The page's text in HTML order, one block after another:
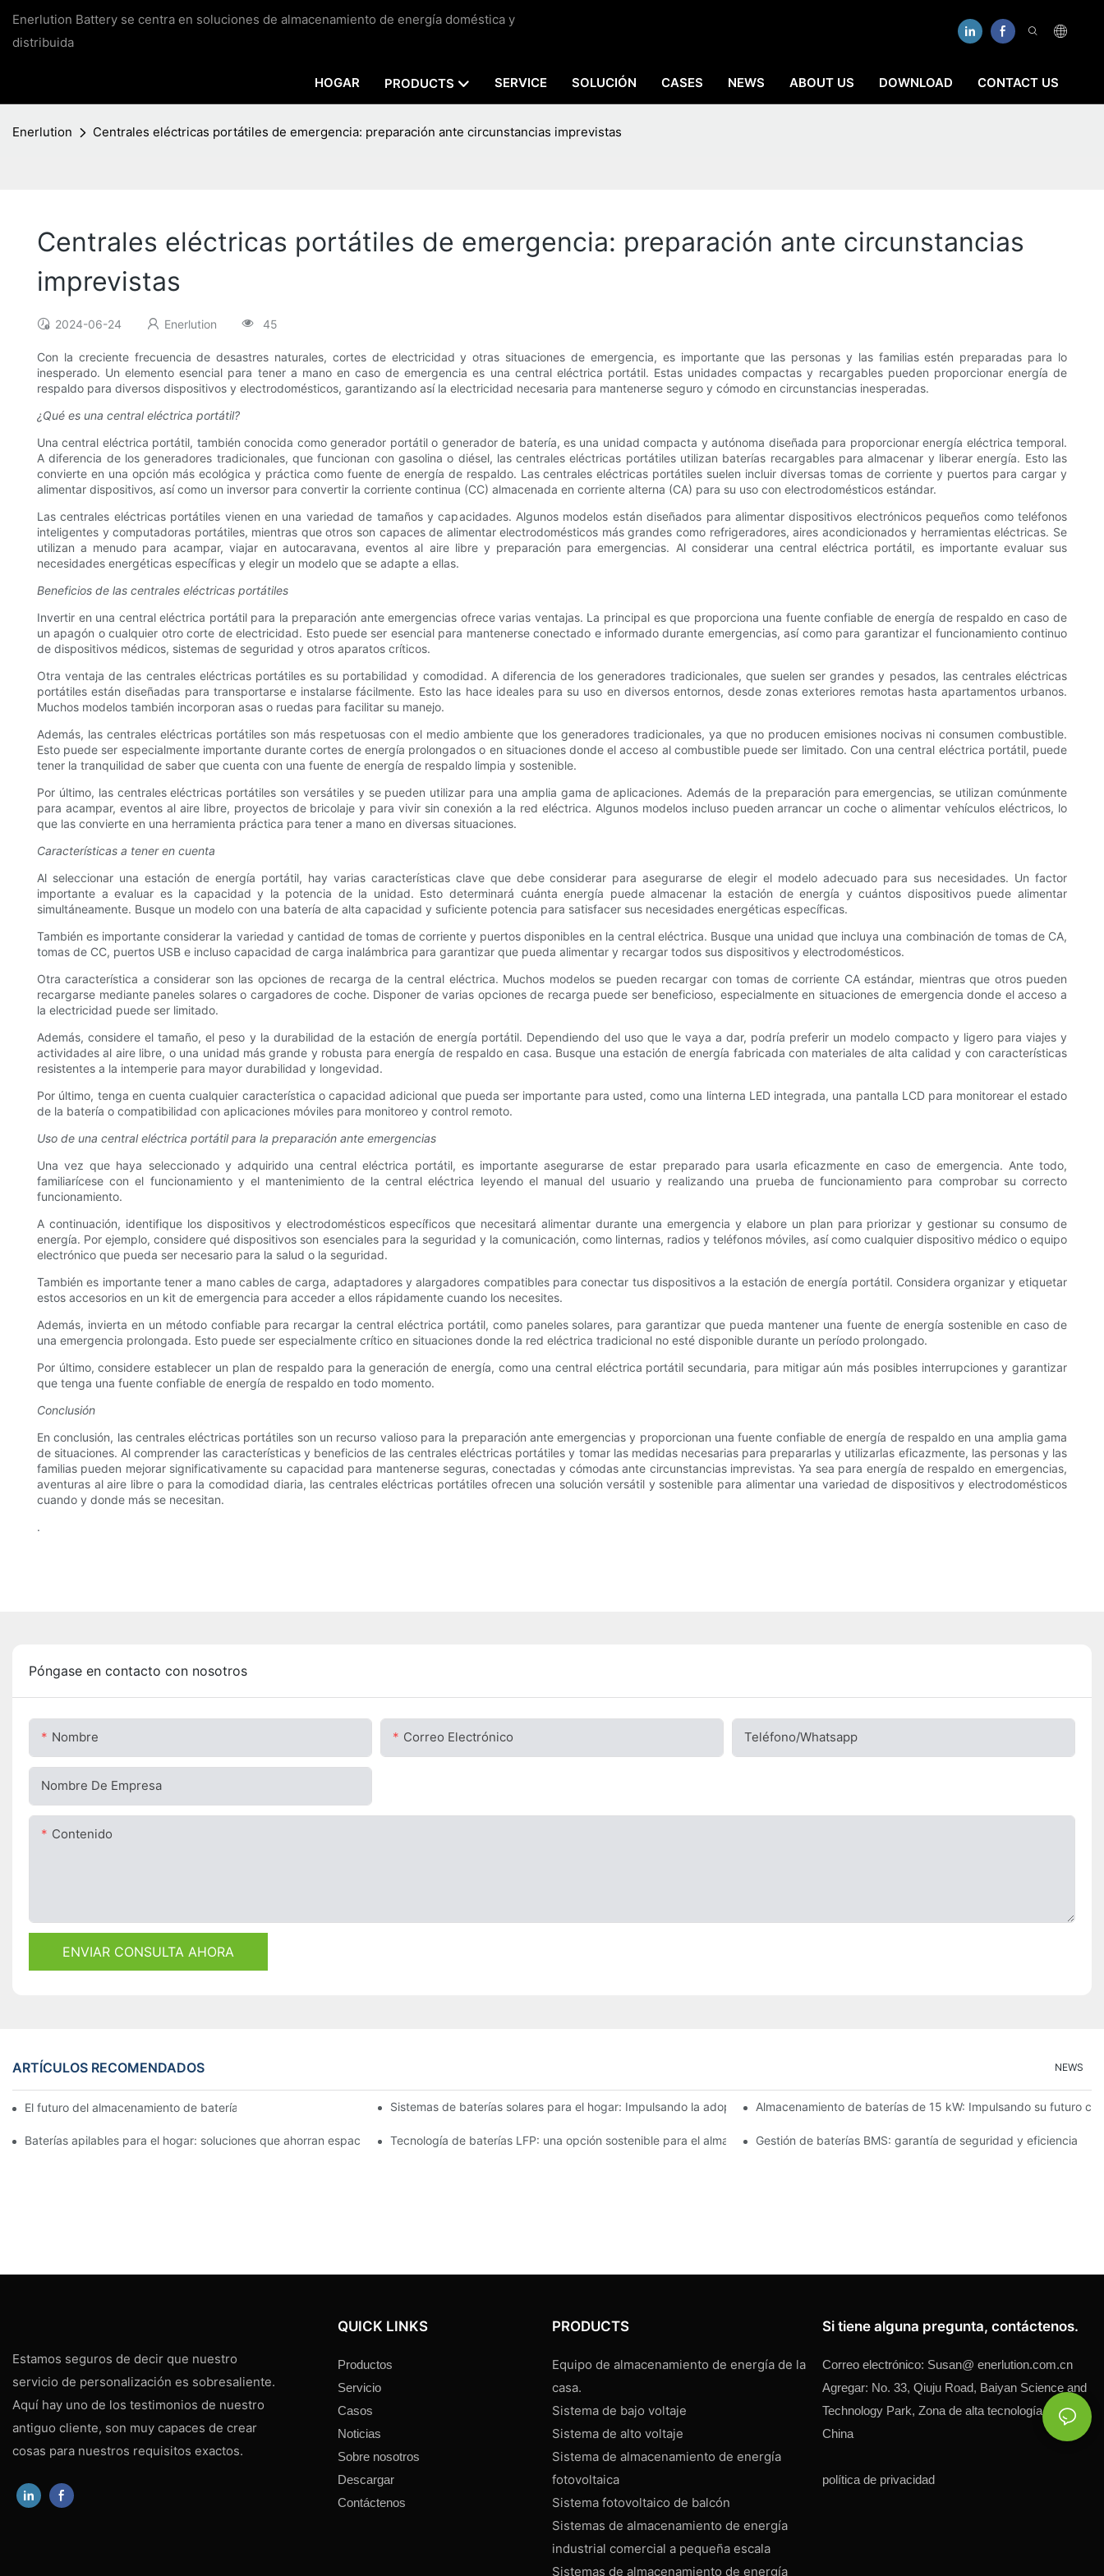
Enerlution Battery se centra en soluciones de almacenamiento de energía doméstica y
distribuida
HOGAR PRODUCTS SERVICE SOLUCIÓN CASES NEWS ABOUT US DOWNLOAD CONTACT US
Enerlution Centrales eléctricas portátiles de emergencia: preparación ante circunstancias imprevistas
Centrales eléctricas portátiles de emergencia: preparación ante circunstancias
imprevistas
2024-06-24 Enerlution 45
Con la creciente frecuencia de desastres naturales, cortes de electricidad y otras situaciones de emergencia, es importante que las personas y las familias estén preparadas para lo
inesperado. Un elemento esencial para tener a mano en caso de emergencia es una central eléctrica portátil. Estas unidades compactas y recargables pueden proporcionar energía de
respaldo para diversos dispositivos y electrodomésticos, garantizando así la electricidad necesaria para mantenerse seguro y cómodo en circunstancias inesperadas.
¿Qué es una central eléctrica portátil?
Una central eléctrica portátil, también conocida como generador portátil o generador de batería, es una unidad compacta y autónoma diseñada para proporcionar energía eléctrica temporal.
A diferencia de los generadores tradicionales, que funcionan con gasolina o diésel, las centrales eléctricas portátiles utilizan baterías recargables para almacenar y liberar energía. Esto las
convierte en una opción más ecológica y práctica como fuente de energía de respaldo. Las centrales eléctricas portátiles suelen incluir diversas tomas de corriente y puertos para cargar y
alimentar dispositivos, así como un inversor para convertir la corriente continua (CC) almacenada en corriente alterna (CA) para su uso con electrodomésticos estándar.
Las centrales eléctricas portátiles vienen en una variedad de tamaños y capacidades. Algunos modelos están diseñados para alimentar dispositivos electrónicos pequeños como teléfonos
inteligentes y computadoras portátiles, mientras que otros son capaces de alimentar electrodomésticos más grandes como refrigeradores, aires acondicionados y herramientas eléctricas. Se
utilizan a menudo para acampar, viajar en autocaravana, eventos al aire libre y preparación para emergencias. Al considerar una central eléctrica portátil, es importante evaluar sus
necesidades energéticas específicas y elegir un modelo que se adapte a ellas.
Beneficios de las centrales eléctricas portátiles
Invertir en una central eléctrica portátil para la preparación ante emergencias ofrece varias ventajas. La principal es que proporciona una fuente confiable de energía de respaldo en caso de
un apagón o cualquier otro corte de electricidad. Esto puede ser esencial para mantenerse conectado e informado durante emergencias, así como para garantizar el funcionamiento continuo
de dispositivos médicos, sistemas de seguridad y otros aparatos críticos.
Otra ventaja de las centrales eléctricas portátiles es su portabilidad y comodidad. A diferencia de los generadores tradicionales, que suelen ser grandes y pesados, las centrales eléctricas
portátiles están diseñadas para transportarse e instalarse fácilmente. Esto las hace ideales para su uso en diversos entornos, desde zonas exteriores remotas hasta apartamentos urbanos.
Muchos modelos también incorporan asas o ruedas para facilitar su manejo.
Además, las centrales eléctricas portátiles son más respetuosas con el medio ambiente que los generadores tradicionales, ya que no producen emisiones nocivas ni consumen combustible.
Esto puede ser especialmente importante durante cortes de energía prolongados o en situaciones donde el acceso al combustible puede ser limitado. Con una central eléctrica portátil, puede
tener la tranquilidad de saber que cuenta con una fuente de energía de respaldo limpia y sostenible.
Por último, las centrales eléctricas portátiles son versátiles y se pueden utilizar para una amplia gama de aplicaciones. Además de la preparación para emergencias, se utilizan comúnmente
para acampar, eventos al aire libre, proyectos de bricolaje y para vivir sin conexión a la red eléctrica. Algunos modelos incluso pueden arrancar un coche o alimentar vehículos eléctricos, lo
que las convierte en una herramienta práctica para tener a mano en diversas situaciones.
Características a tener en cuenta
Al seleccionar una estación de energía portátil, hay varias características clave que debe considerar para asegurarse de elegir el modelo adecuado para sus necesidades. Un factor
importante a evaluar es la capacidad y la potencia de la unidad. Esto determinará cuánta energía puede almacenar la estación de energía y cuántos dispositivos puede alimentar
simultáneamente. Busque un modelo con una batería de alta capacidad y suficiente potencia para satisfacer sus necesidades energéticas específicas.
También es importante considerar la variedad y cantidad de tomas de corriente y puertos disponibles en la central eléctrica. Busque una unidad que incluya una combinación de tomas de CA,
tomas de CC, puertos USB e incluso capacidad de carga inalámbrica para garantizar que pueda alimentar y recargar todos sus dispositivos y electrodomésticos.
Otra característica a considerar son las opciones de recarga de la central eléctrica. Muchos modelos se pueden recargar con tomas de corriente CA estándar, mientras que otros pueden
recargarse mediante paneles solares o cargadores de coche. Disponer de varias opciones de recarga puede ser beneficioso, especialmente en situaciones de emergencia donde el acceso a
la electricidad puede ser limitado.
Además, considere el tamaño, el peso y la durabilidad de la estación de energía portátil. Dependiendo del uso que le vaya a dar, podría preferir un modelo compacto y ligero para viajes y
actividades al aire libre, o una unidad más grande y robusta para energía de respaldo en casa. Busque una estación de energía fabricada con materiales de alta calidad y con características
resistentes a la intemperie para mayor durabilidad y longevidad.
Por último, tenga en cuenta cualquier característica o capacidad adicional que pueda ser importante para usted, como una linterna LED integrada, una pantalla LCD para monitorear el estado
de la batería o compatibilidad con aplicaciones móviles para monitoreo y control remoto.
Uso de una central eléctrica portátil para la preparación ante emergencias
Una vez que haya seleccionado y adquirido una central eléctrica portátil, es importante asegurarse de estar preparado para usarla eficazmente en caso de emergencia. Ante todo,
familiarícese con el funcionamiento y el mantenimiento de la central eléctrica leyendo el manual del usuario y realizando una prueba de funcionamiento para comprobar su correcto
funcionamiento.
A continuación, identifique los dispositivos y electrodomésticos específicos que necesitará alimentar durante una emergencia y elabore un plan para priorizar y gestionar su consumo de
energía. Por ejemplo, considere qué dispositivos son esenciales para la seguridad y la comunicación, como linternas, radios y teléfonos móviles, así como cualquier dispositivo médico o equipo
electrónico que pueda ser necesario para la salud o la seguridad.
También es importante tener a mano cables de carga, adaptadores y alargadores compatibles para conectar tus dispositivos a la estación de energía portátil. Considera organizar y etiquetar
estos accesorios en un kit de emergencia para acceder a ellos rápidamente cuando los necesites.
Además, invierta en un método confiable para recargar la central eléctrica portátil, como paneles solares, para garantizar que pueda mantener una fuente de energía sostenible en caso de
una emergencia prolongada. Esto puede ser especialmente crítico en situaciones donde la red eléctrica tradicional no esté disponible durante un período prolongado.
Por último, considere establecer un plan de respaldo para la generación de energía, como una central eléctrica portátil secundaria, para mitigar aún más posibles interrupciones y garantizar
que tenga una fuente confiable de energía de respaldo en todo momento.
Conclusión
En conclusión, las centrales eléctricas portátiles son un recurso valioso para la preparación ante emergencias y proporcionan una fuente confiable de energía de respaldo en una amplia gama
de situaciones. Al comprender las características y beneficios de las centrales eléctricas portátiles y tomar las medidas necesarias para prepararlas y utilizarlas eficazmente, las personas y las
familias pueden mejorar significativamente su capacidad para mantenerse seguras, conectadas y cómodas ante circunstancias imprevistas. Ya sea para energía de respaldo en emergencias,
aventuras al aire libre o para la comodidad diaria, las centrales eléctricas portátiles ofrecen una solución versátil y sostenible para alimentar una variedad de dispositivos y electrodomésticos
cuando y donde más se necesitan.
.
Póngase en contacto con nosotros
Nombre Correo Electrónico Teléfono/whatsapp
Nombre De Empresa
Contenido
ENVIAR CONSULTA AHORA
ARTÍCULOS RECOMENDADOS NEWS
El futuro del almacenamiento de baterías comerciales: tendencias e innovacionesSistemas de baterías solares para el hogar: Impulsando la adopción de energías renovablesAlmacenamiento de baterías de 15 kW: Impulsando su futuro
Baterías apilables para el hogar: soluciones que ahorran espacio para el almacenamiento de energíaTecnología de baterías LFP: una opción sostenible para el almacenamiento de energíaGestión de baterías BMS: garantía de seguridad y eficiencia
Estamos seguros de decir que nuestro
servicio de personalización es sobresaliente.
Aquí hay uno de los testimonios de nuestro
antiguo cliente, son muy capaces de crear
cosas para nuestros requisitos exactos.
QUICK LINKS
Productos
Servicio
Casos
Noticias
Sobre nosotros
Descargar
Contáctenos
PRODUCTS
Equipo de almacenamiento de energía de la
casa.
Sistema de bajo voltaje
Sistema de alto voltaje
Sistema de almacenamiento de energía
fotovoltaica
Sistema fotovoltaico de balcón
Sistemas de almacenamiento de energía
industrial comercial a pequeña escala
Sistemas de almacenamiento de energía
Si tiene alguna pregunta, contáctenos.
Correo electrónico: Susan@ enerlution.com.cn
Agregar: No. 33, Qiuju Road, Baiyan Science and
Technology Park, Zona de alta tecnología, Hefei,
China
política de privacidad